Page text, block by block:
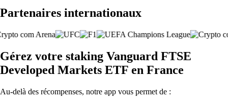
Partenaires internationaux
Gérez votre staking Vanguard FTSE
Developed Markets ETF en France
Au-delà des récompenses, notre app vous permet de :